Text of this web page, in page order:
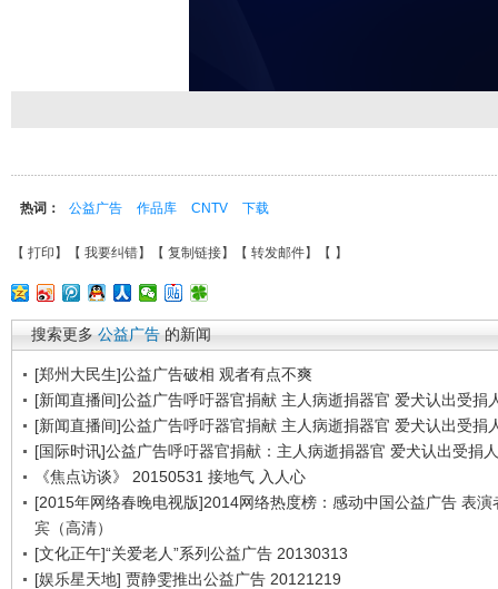
热词： 公益广告 作品库 CNTV 下载
【 打印 】【 我要纠错】【 复制链接】【 转发邮件】【 】
搜索更多 公益广告 的新闻
[郑州大民生]公益广告破相 观者有点不爽
[新闻直播间]公益广告呼吁器官捐献 主人病逝捐器官 爱犬认出受捐
[新闻直播间]公益广告呼吁器官捐献 主人病逝捐器官 爱犬认出受捐
[国际时讯]公益广告呼吁器官捐献：主人病逝捐器官 爱犬认出受捐人
《焦点访谈》 20150531 接地气 入人心
[2015年网络春晚电视版]2014网络热度榜：感动中国公益广告 表演
宾（高清）
[文化正午]“关爱老人”系列公益广告 20130313
[娱乐星天地] 贾静雯推出公益广告 20121219